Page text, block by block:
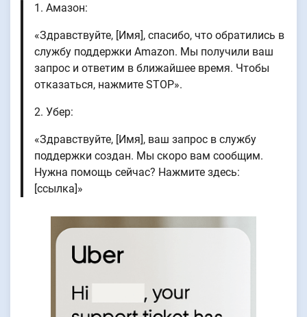
1. Амазон:
«Здравствуйте, [Имя], спасибо, что обратились в
службу поддержки Amazon. Мы получили ваш
запрос и ответим в ближайшее время. Чтобы
отказаться, нажмите STOP».
2. Убер:
«Здравствуйте, [Имя], ваш запрос в службу
поддержки создан. Мы скоро вам сообщим.
Нужна помощь сейчас? Нажмите здесь:
[ссылка]»